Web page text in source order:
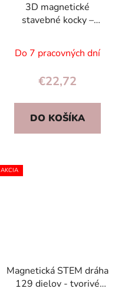
3D magnetické
stavebné kocky –
dielov, 3+, pre deti
Do 7 pracovných dní
€22,72
DO KOŠÍKA
AKCIA
Magnetická STEM dráha
129 dielov - tvorivé